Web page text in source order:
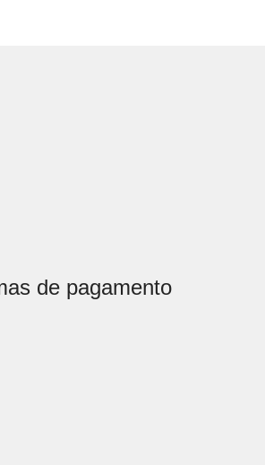
de pagamento